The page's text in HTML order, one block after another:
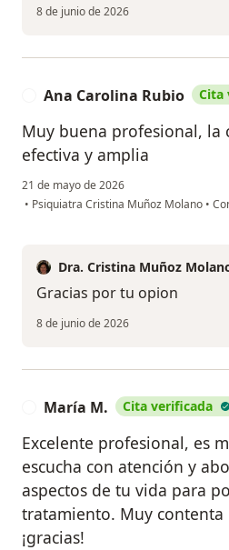
8 de junio de 2026
Ana Carolina Rubio Cita
Muy buena profesional, la
efectiva y amplia
21 de mayo de 2026
• Psiquiatra Cristina Muñoz Molano •
Dra. Cristina Muñoz
Gracias por tu opion
8 de junio de 2026
María M. Cita verificada
Excelente profesional, es
escucha con atención y
aspectos de tu vida para
tratamiento. Muy contenta
¡gracias!